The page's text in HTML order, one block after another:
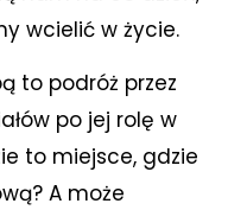
wcielić w życie.
to podróż przez
po jej rolę w
to miejsce, gdzie
A może